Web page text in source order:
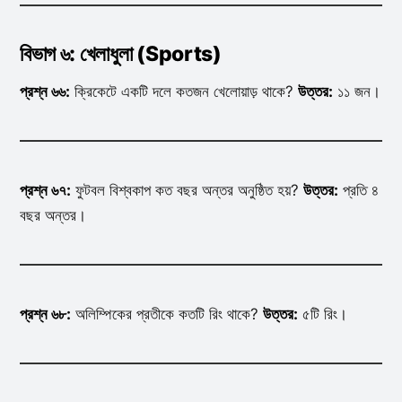
বিভাগ ৬: খেলাধুলা (Sports)
প্রশ্ন ৬৬: ক্রিকেটে একটি দলে কতজন খেলোয়াড় থাকে? উত্তর: ১১ জন।
প্রশ্ন ৬৭: ফুটবল বিশ্বকাপ কত বছর অন্তর অনুষ্ঠিত হয়? উত্তর: প্রতি ৪
বছর অন্তর।
প্রশ্ন ৬৮: অলিম্পিকের প্রতীকে কতটি রিং থাকে? উত্তর: ৫টি রিং।